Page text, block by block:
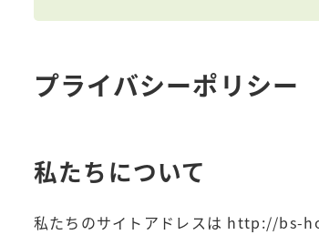
プライバシーポリシー
私たちについて
私たちのサイトアドレスは http://bs-